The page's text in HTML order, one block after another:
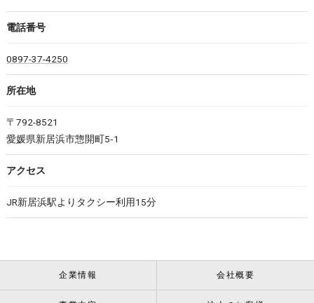
電話番号
0897-37-4250
所在地
〒792-8521
愛媛県新居浜市惣開町5‐1
アクセス
JR新居浜駅よりタクシー利用15分
企業情報 会社概要